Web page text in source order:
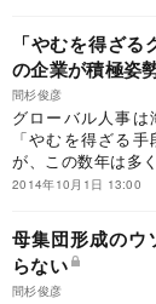
した。それは主に
た動きですが、こ
てるための戦略的
す。
「やむを得ざ
の企業が積極姿
間杉俊彦
グローバル人事は
「やむを得ざる
が、この数年は多
ました。つまり出
育てよう、という
な時代を先取りす
人事という概念は
と言えるでしょう。
2014年10月1日 13:00
母集団形成のウ
らない
間杉俊彦